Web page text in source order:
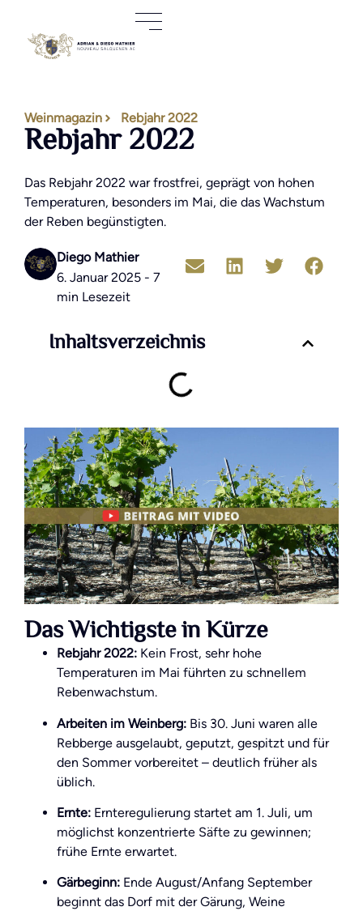
Weinmagazin Rebjahr 2022
Rebjahr 2022
Das Rebjahr 2022 war frostfrei, geprägt von hohen
Temperaturen, besonders im Mai, die das Wachstum
der Reben begünstigten.
Diego Mathier
6. Januar 2025 - 7
min Lesezeit
Inhaltsverzeichnis
Das Wichtigste in Kürze
Rebjahr 2022: Kein Frost, sehr hohe
Temperaturen im Mai führten zu schnellem
Rebenwachstum.
Arbeiten im Weinberg: Bis 30. Juni waren alle
Rebberge ausgelaubt, geputzt, gespitzt und für
den Sommer vorbereitet – deutlich früher als
üblich.
Ernte: Ernteregulierung startet am 1. Juli, um
möglichst konzentrierte Säfte zu gewinnen;
frühe Ernte erwartet.
Gärbeginn: Ende August/Anfang September
beginnt das Dorf mit der Gärung, Weine